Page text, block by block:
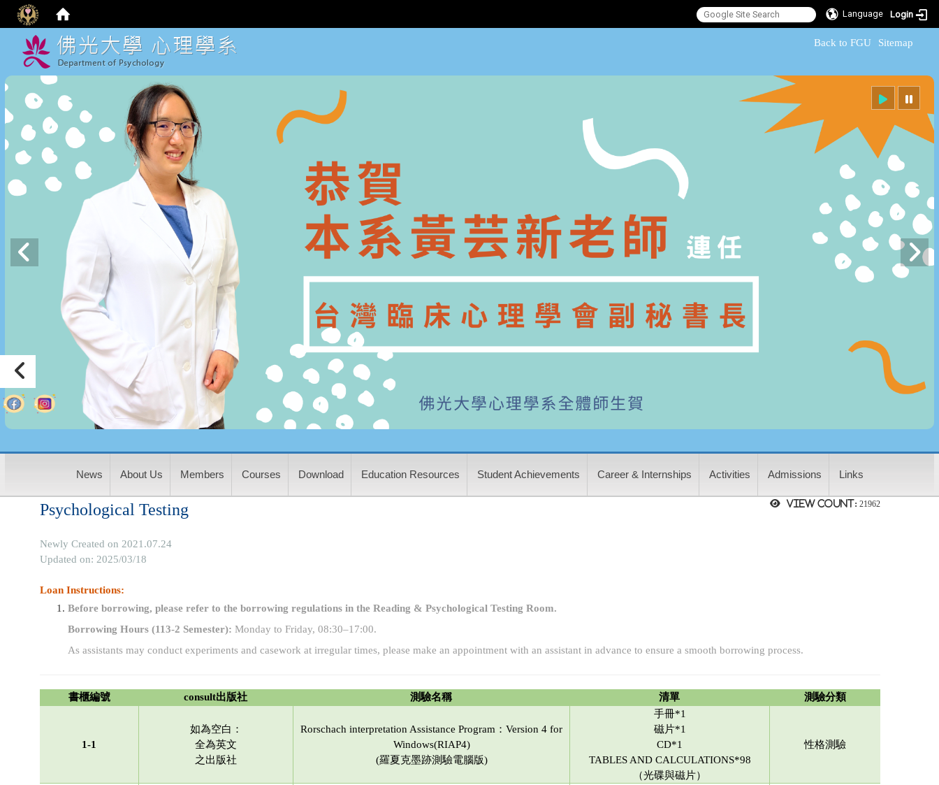
Language Login
Back to FGU Sitemap
News
About Us Members Courses Download Education Resources Student Achievements Career & Internships Activities Admissions Links
View count: 21962
Psychological Testing
Newly Created on 2021.07.24
Updated on: 2025/03/18
Loan Instructions:
Before borrowing, please refer to the borrowing regulations in the Reading & Psychological Testing Room.
Borrowing Hours (113-2 Semester): Monday to Friday, 08:30–17:00.
As assistants may conduct experiments and casework at irregular times, please make an appointment with an assistant in advance to ensure a smooth borrowing process.
書櫃編號 consult出版社 測驗名稱 清單 測驗分類
1-1
如為空白：
全為英文
之出版社
Rorschach interpretation Assistance Program：Version 4 for
Windows(RIAP4)
(羅夏克墨跡測驗電腦版)
手冊*1
磁片*1
CD*1
TABLES AND CALCULATIONS*98
（光碟與磁片）
性格測驗